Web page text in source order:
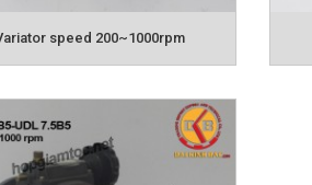
thay đổi tốc độ trong dây chuyền,
sản phẩm tốt nhất, phù hợp
phẩm liên quan :
speed 200~1000rpm